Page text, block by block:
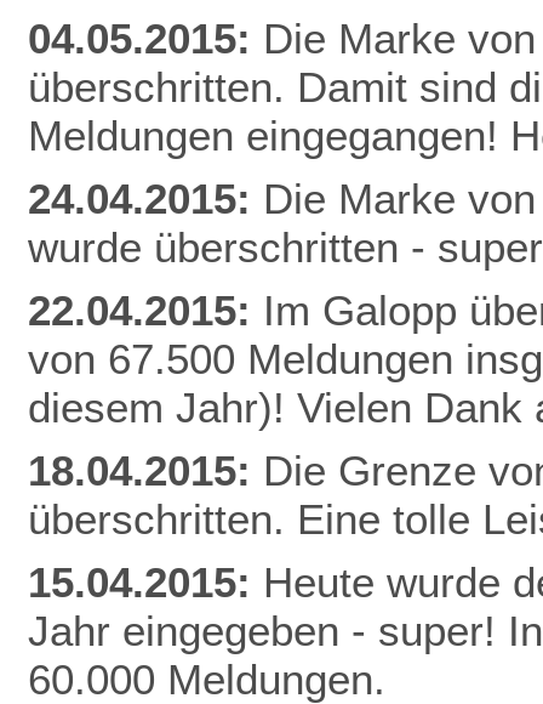
04.05.2015: Die Marke
überschritten. Damit sind
Meldungen eingegangen!
24.04.2015: Die Marke
wurde überschritten -
22.04.2015: Im Galopp
von 67.500 Meldungen
diesem Jahr)! Vielen
18.04.2015: Die Grenze
überschritten. Eine tolle
15.04.2015: Heute wurde
Jahr eingegeben - super!
60.000 Meldungen.